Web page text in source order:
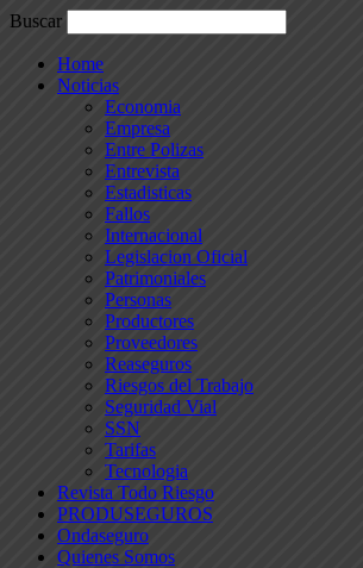
Buscar
Home
Noticias
Economia
Empresa
Entre Polizas
Entrevista
Estadisticas
Fallos
Internacional
Legislacion Oficial
Patrimoniales
Personas
Productores
Proveedores
Reaseguros
Riesgos del Trabajo
Seguridad Vial
SSN
Tarifas
Tecnologia
Revista Todo Riesgo
PRODUSEGUROS
Ondaseguro
Quienes Somos